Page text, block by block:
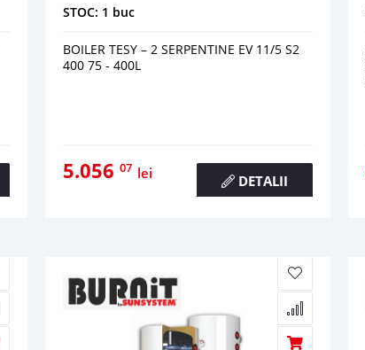
STOC: 1 buc
BOILER TESY – 2 SERPENTINE EV 11/5 S2
400 75 - 400L
5.056 07 lei DETALII